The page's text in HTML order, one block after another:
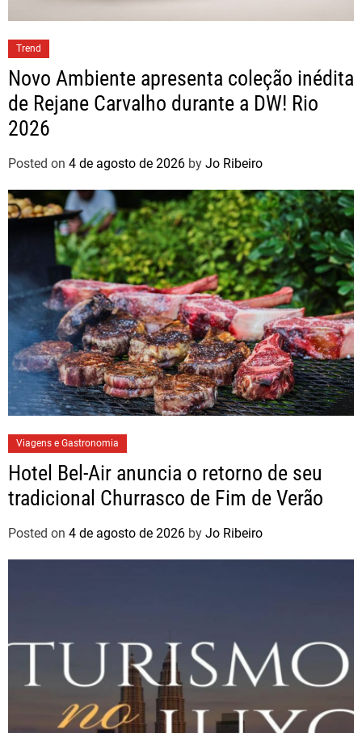
Trend
Novo Ambiente apresenta coleção inédita
de Rejane Carvalho durante a DW! Rio
2026
Posted on 4 de agosto de 2026 by Jo Ribeiro
Viagens e Gastronomia
Hotel Bel-Air anuncia o retorno de seu
tradicional Churrasco de Fim de Verão
Posted on 4 de agosto de 2026 by Jo Ribeiro